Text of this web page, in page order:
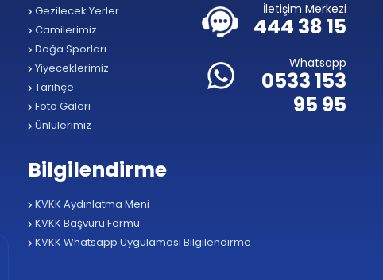
Gezilecek Yerler
Camilerimiz
Doğa Sporları
Yiyeceklerimiz
Tarihçe
Foto Galeri
Ünlülerimiz
İletişim Merkezi
444 38 15
Whatsapp
0533 153
95 95
Bilgilendirme
KVKK Aydınlatma Meni
KVKK Başvuru Formu
KVKK Whatsapp Uygulaması Bilgilendirme